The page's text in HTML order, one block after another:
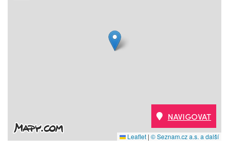
Leaflet | © Seznam.cz a.s. a další
NAVIGOVAT